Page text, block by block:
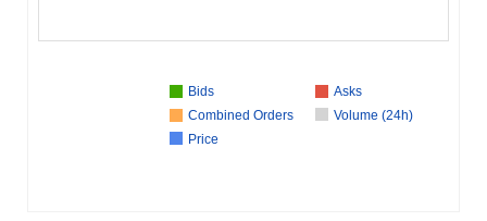
Bids
Asks
Combined Orders
Volume (24h)
Price